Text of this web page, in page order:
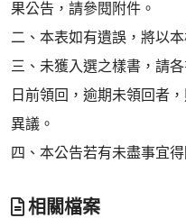
果公告，請參閱附件。
二、本表如有遺誤，將以
三、未獲入選之樣書，請
日前領回，逾期未領回者
異議。
四、本公告若有未盡事宜
相關檔案